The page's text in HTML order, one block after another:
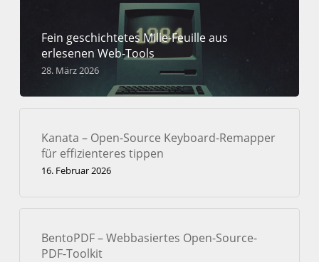
Fein geschichtetes Mille-Feuille aus
erlesenen Web-Tools
28. März 2026
Kanata – Open-Source Keyboard-Remapper
für effizienteres tippen
16. Februar 2026
BentoPDF – Webbasiertes Open-Source-
PDF-Toolkit